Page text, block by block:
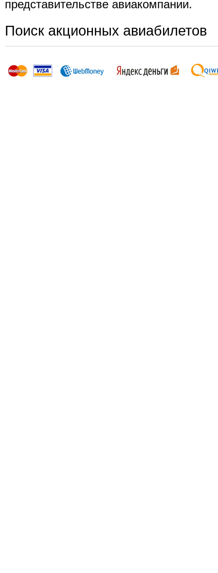
представительстве авиакомпании.
Поиск акционных авиабилетов